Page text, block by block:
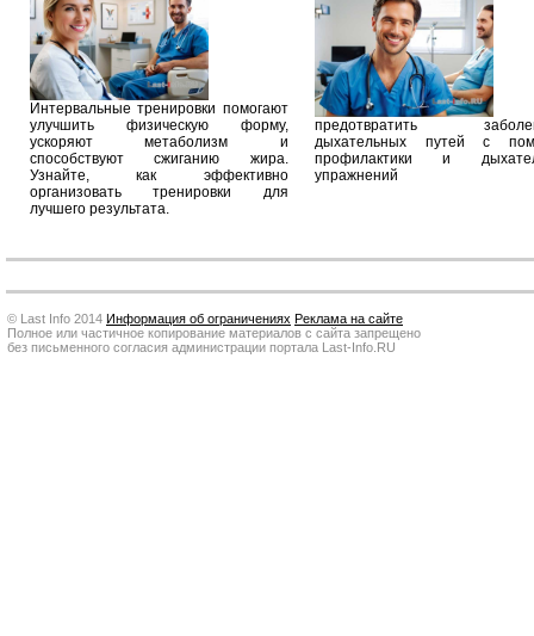
Интервальные тренировки помогают
улучшить физическую форму,
ускоряют метаболизм и
способствуют сжиганию жира.
Узнайте, как эффективно
организовать тренировки для
лучшего результата.
предотвратить
дыхательных путей с
профилактики и
упражнений
© Last Info 2014 Информация об ограничениях Реклама на сайте
Полное или частичное копирование материалов с сайта запрещено
без письменного согласия администрации портала Last-Info.RU